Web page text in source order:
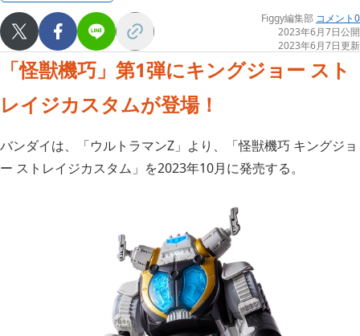
Figgy編集部 コメント0
2023年6月7日公開
2023年6月7日更新
「怪獣機巧」第1弾にキングジョー スト
レイジカスタムが登場！
バンダイは、「ウルトラマンZ」より、「怪獣機巧 キングジョ
ー ストレイジカスタム」を2023年10月に発売する。